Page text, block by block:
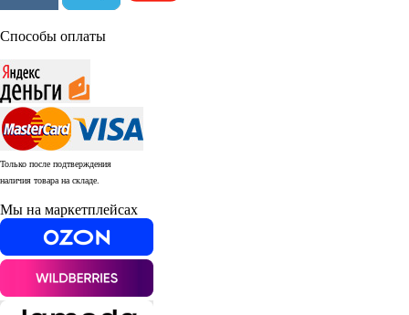
Способы оплаты
Только после подтверждения
наличия товара на складе.
Мы на маркетплейсах